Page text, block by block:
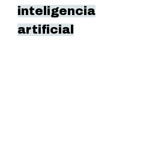
inteligencia
artificial